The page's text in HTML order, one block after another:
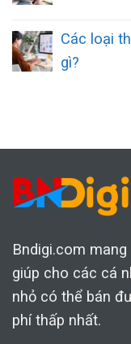
Các loại
gì?
Bndigi.com
giúp cho các cá
nhỏ có thể bán
phí thấp nhất.